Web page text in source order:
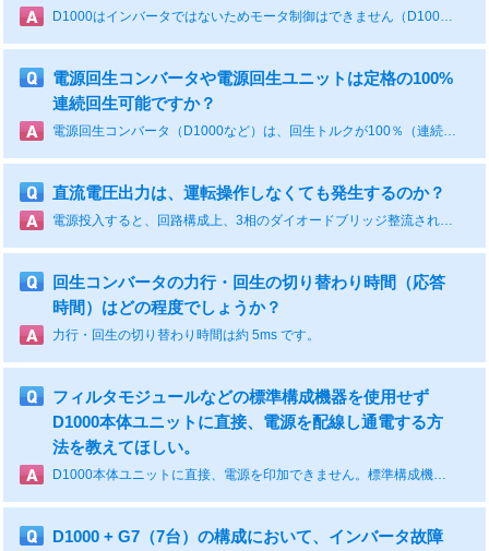
D1000はインバータではないためモータ制御はできません（D1000は電源回生コンバータです）。モータを制御するために、D1000とインバータを組み合わせて使用します。
電源回生コンバータや電源回生ユニットは定格の100%
連続回生可能ですか？
電源回生コンバータ（D1000など）は、回生トルクが100％（連続） 150％（60秒）の回生が可能です。 電源回生ユニット（R1000など）は、回生トルクが80%（連続）100%（25%ED60秒）150%（30秒）の回生が可能です。
直流電圧出力は、運転操作しなくても発生するのか？
電源投入すると、回路構成上、3相のダイオードブリッジ整流された電圧が発生します。 但し、ダイード整流したのみですので、電源回生などは出来ません。 運転操作する事で、目標の電圧レベルに制御したり、電動 / 回生の処理を行います。
回生コンバータの力行・回生の切り替わり時間（応答
時間）はどの程度でしょうか？
力行・回生の切り替わり時間は約 5ms です。
フィルタモジュールなどの標準構成機器を使用せず
D1000本体ユニットに直接、電源を配線し通電する方
法を教えてほしい。
D1000本体ユニットに直接、電源を印加できません。標準構成機器（フィルタモジュールなど）を配線して通電してください。
D1000 + G7（7台）の構成において、インバータ故障